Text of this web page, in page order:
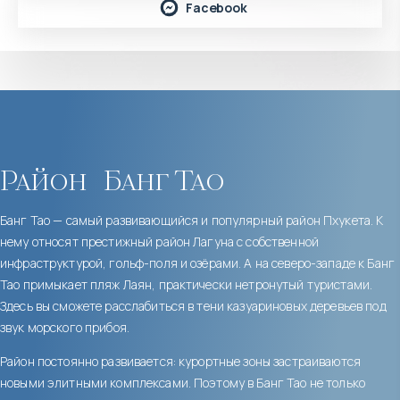
Facebook
Район Банг Тао
Банг Тао — самый развивающийся и популярный район Пхукета. К
нему относят престижный район Лагуна с собственной
инфраструктурой, гольф-поля и озёрами. А на северо-западе к Банг
Тао примыкает пляж Лаян, практически нетронутый туристами.
Здесь вы сможете расслабиться в тени казуариновых деревьев под
звук морского прибоя.
Район постоянно развивается: курортные зоны застраиваются
новыми элитными комплексами. Поэтому в Банг Тао не только